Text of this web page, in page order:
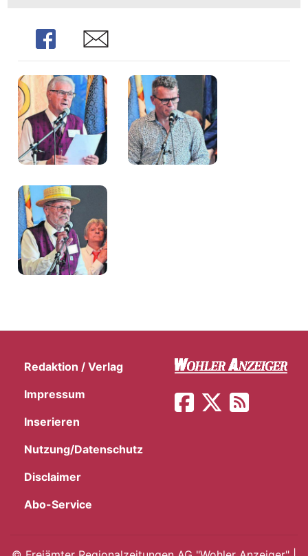
Share Share
Redaktion / Verlag
Impressum
Inserieren
Nutzung/Datenschutz
Disclaimer
Abo-Service